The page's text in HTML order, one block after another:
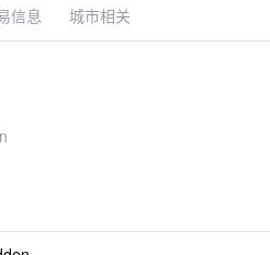
信息 城市相关